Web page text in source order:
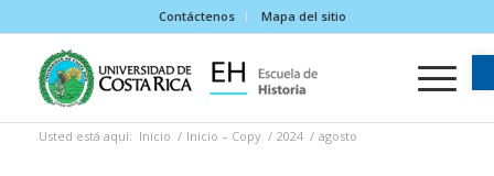
Contáctenos Mapa del sitio
Usted está aquí: Inicio / Inicio – Copy / 2024 / agosto